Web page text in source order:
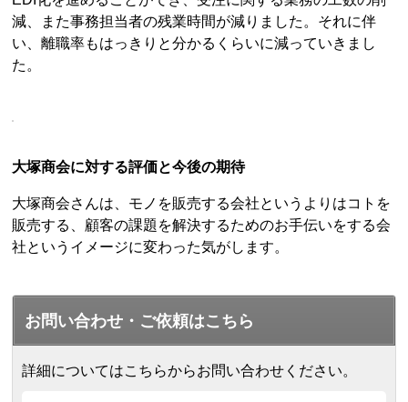
減、また事務担当者の残業時間が減りました。それに伴
い、離職率もはっきりと分かるくらいに減っていきまし
た。
大塚商会に対する評価と今後の期待
大塚商会さんは、モノを販売する会社というよりはコトを
販売する、顧客の課題を解決するためのお手伝いをする会
社というイメージに変わった気がします。
お問い合わせ・ご依頼はこちら
詳細についてはこちらからお問い合わせください。